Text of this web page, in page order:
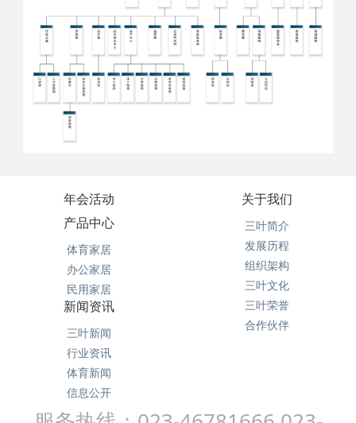
年会活动 关于我们
三叶简介
发展历程
组织架构
三叶文化
三叶荣誉
合作伙伴
产品中心
体育家居
办公家居
民用家居
新闻资讯
三叶新闻
行业资讯
体育新闻
信息公开